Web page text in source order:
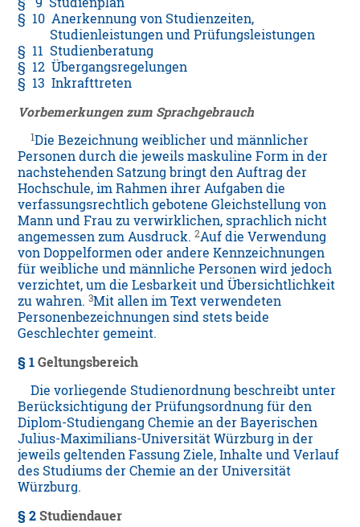
§ 10 Anerkennung von Studienzeiten,
Studienleistungen und Prüfungsleistungen
§ 11 Studienberatung
§ 12 Übergangsregelungen
§ 13 Inkrafttreten
Vorbemerkungen zum Sprachgebrauch
1Die Bezeichnung weiblicher und männlicher
Personen durch die jeweils maskuline Form in der
nachstehenden Satzung bringt den Auftrag der
Hochschule, im Rahmen ihrer Aufgaben die
verfassungsrechtlich gebotene Gleichstellung von
Mann und Frau zu verwirklichen, sprachlich nicht
angemessen zum Ausdruck.2Auf die Verwendung
von Doppelformen oder andere Kennzeichnungen
für weibliche und männliche Personen wird jedoch
verzichtet, um die Lesbarkeit und Übersichtlichkeit
zu wahren.3Mit allen im Text verwendeten
Personenbezeichnungen sind stets beide
Geschlechter gemeint.
§ 1 Geltungsbereich
Die vorliegende Studienordnung beschreibt unter
Berücksichtigung der Prüfungsordnung für den
Diplom-Studiengang Chemie an der Bayerischen
Julius-Maximilians-Universität Würzburg in der
jeweils geltenden Fassung Ziele, Inhalte und Verlauf
des Studiums der Chemie an der Universität
Würzburg.
§ 2 Studiendauer